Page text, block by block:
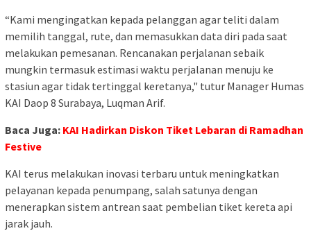
“Kami mengingatkan kepada pelanggan agar teliti dalam
memilih tanggal, rute, dan memasukkan data diri pada saat
melakukan pemesanan. Rencanakan perjalanan sebaik
mungkin termasuk estimasi waktu perjalanan menuju ke
stasiun agar tidak tertinggal keretanya," tutur Manager Humas
KAI Daop 8 Surabaya, Luqman Arif.
Baca Juga: KAI Hadirkan Diskon Tiket Lebaran di Ramadhan
Festive
KAI terus melakukan inovasi terbaru untuk meningkatkan
pelayanan kepada penumpang, salah satunya dengan
menerapkan sistem antrean saat pembelian tiket kereta api
jarak jauh.